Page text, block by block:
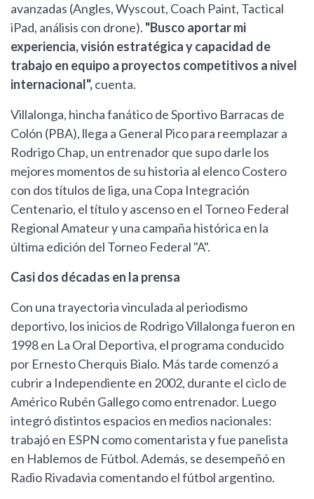
avanzadas (Angles, Wyscout, Coach Paint, Tactical
iPad, análisis con drone). "Busco aportar mi
experiencia, visión estratégica y capacidad de
trabajo en equipo a proyectos competitivos a nivel
internacional",cuenta.
Villalonga, hincha fanático de Sportivo Barracas de
Colón (PBA), llega a General Pico para reemplazar a
Rodrigo Chap, un entrenador que supo darle los
mejores momentos de su historia al elenco Costero
con dos títulos de liga, una Copa Integración
Centenario, el título y ascenso en el Torneo Federal
Regional Amateur y una campaña histórica en la
última edición del Torneo Federal "A".
Casi dos décadas en la prensa
Con una trayectoria vinculada al periodismo
deportivo, los inicios de Rodrigo Villalonga fueron en
1998 en La Oral Deportiva, el programa conducido
por Ernesto Cherquis Bialo. Más tarde comenzó a
cubrir a Independiente en 2002, durante el ciclo de
Américo Rubén Gallego como entrenador. Luego
integró distintos espacios en medios nacionales:
trabajó en ESPN como comentarista y fue panelista
en Hablemos de Fútbol. Además, se desempeñó en
Radio Rivadavia comentando el fútbol argentino.